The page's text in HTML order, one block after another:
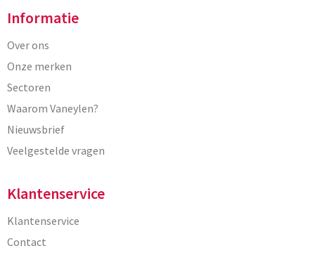
Informatie
Over ons
Onze merken
Sectoren
Waarom Vaneylen?
Nieuwsbrief
Veelgestelde vragen
Klantenservice
Klantenservice
Contact